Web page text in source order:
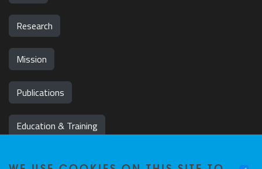
Research
Mission
Publications
Education & Training